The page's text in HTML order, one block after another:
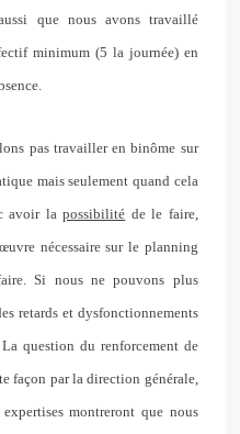
que nous avons travaillé
minimum (5 la journée) en
pas travailler en binôme sur
mais seulement quand cela
avoir lapossibilité de le faire,
nécessaire sur le planning
Si nous ne pouvons plus
retards et dysfonctionnements
question du renforcement de
façon par la direction générale,
montreront que nous